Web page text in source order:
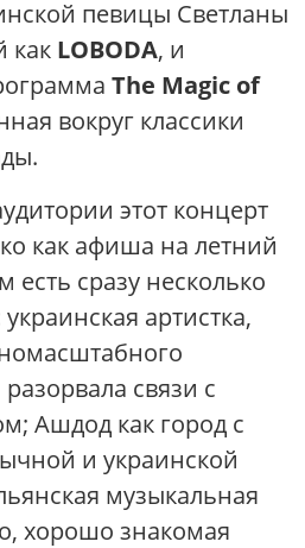
певицы Светланы
как LOBODA, и
The Magic of
вокруг классики
этот концерт
как афиша на летний
есть сразу несколько
артистка,
связи с
Ашдод как город с
и украинской
музыкальная
хорошо знакомая